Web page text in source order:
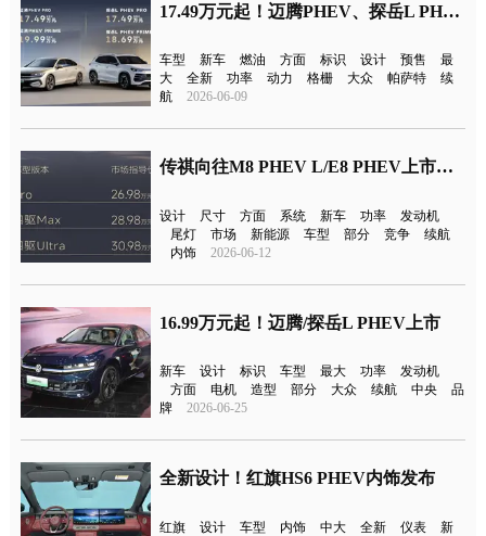
17.49万元起！迈腾PHEV、探岳L PHEV预售
车型 新车 燃油 方面 标识 设计 预售
最
大
全新 功率 动力 格栅 大众 帕萨特
续
航
2026-06-09
传祺向往M8 PHEV L/E8 PHEV上市！18.98万元起
设计 尺寸 方面 系统 新车 功率
发动机
尾灯
市场 新能源 车型 部分 竞争
续航
内饰
2026-06-12
16.99万元起！迈腾/探岳L PHEV上市
新车 设计 标识 车型 最大 功率
发动机
方面
电机 造型 部分 大众 续航 中央
品
牌
2026-06-25
全新设计！红旗HS6 PHEV内饰发布
红旗 设计 车型 内饰 中大 全新 仪表
新